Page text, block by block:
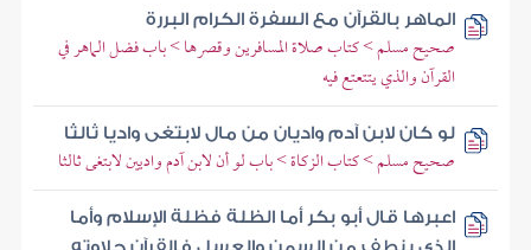
الماهر بالقرآن مع السفرة الكرام البررة
صحيح مسلم > كتاب صلاة المسافرين وقصرها > باب فضل الماهر في
القرآن والذي يتتعتع فيه
لو كان لابن آدم واديان من مال لابتغى واديا ثالثا
صحيح مسلم > كتاب الزكاة > باب لو أن لابن آدم واديين لابتغى ثالثا
اعبرها قال أبو بكر أما الظلة فظلة الإسلام وأما